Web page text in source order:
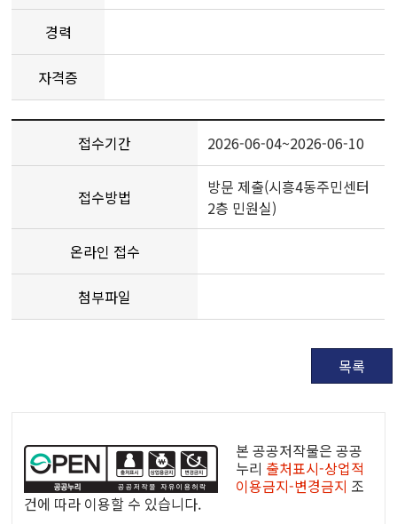
경력
자격증
접수기간 2026-06-04~2026-06-10
접수방법
방문 제출(시흥4동주민센터
2층 민원실)
온라인 접수
첨부파일
목록
공
리
공
본 공공저작물은 공공
누리 출처표시-상업적
이용금지-변경금지 조
건에 따라 이용할 수 있습니다.